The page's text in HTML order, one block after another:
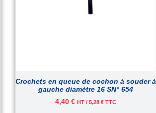
Crochets en queue de cochon à souder à
gauche diamètre 16 SN° 654
4,40 € HT / 5,28 €TTC